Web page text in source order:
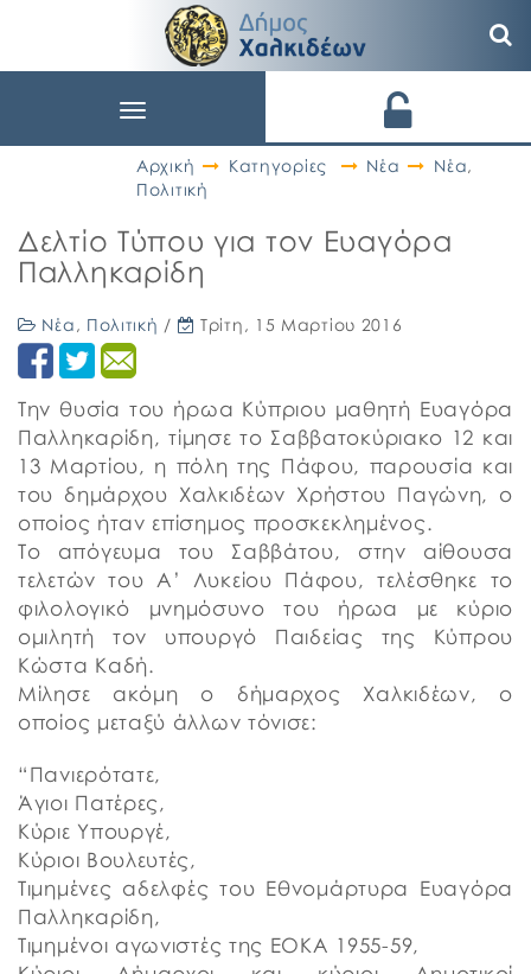
Toggle
Αρχική
Κατηγορίες Νέα Νέα,
Πολιτική
Δελτίο Τύπου για τον Ευαγόρα
Παλληκαρίδη
Νέα , Πολιτική / Τρίτη, 15 Μαρτίου 2016
Την θυσία του ήρωα Κύπριου μαθητή Ευαγόρα
Παλληκαρίδη, τίμησε το Σαββατοκύριακο 12 και
13 Μαρτίου, η πόλη της Πάφου, παρουσία και
του δημάρχου Χαλκιδέων Χρήστου Παγώνη, ο
οποίος ήταν επίσημος προσκεκλημένος.
Το απόγευμα του Σαββάτου, στην αίθουσα
τελετών του Α’ Λυκείου Πάφου, τελέσθηκε το
φιλολογικό μνημόσυνο του ήρωα με κύριο
ομιλητή τον υπουργό Παιδείας της Κύπρου
Κώστα Καδή.
Μίλησε ακόμη ο δήμαρχος Χαλκιδέων, ο
οποίος μεταξύ άλλων τόνισε:
“Πανιερότατε,
Άγιοι Πατέρες,
Κύριε Υπουργέ,
Κύριοι Βουλευτές,
Τιμημένες αδελφές του Εθνομάρτυρα Ευαγόρα
Παλληκαρίδη,
Τιμημένοι αγωνιστές της ΕΟΚΑ 1955-59,